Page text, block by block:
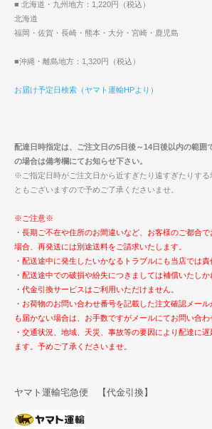
■ 北海道・九州地方：1,220円（税込）
北海道
福岡・佐賀・長崎・熊本・大分・宮崎・鹿児島
■沖縄・離島地方：1,320円（税込）
お届け予定日検索（ヤマト運輸HPより）
配達日時指定は、ご注文日の5日後～14日後以内の範囲
の場合は備考欄にてお知らせ下さい。
※ご指定日時がご注文日から近すぎたり遠すぎたりする
ともございますので予めご了承くださいませ。
※ご注意※
・長期ご不在や住所のお間違いなど、お客様のご都合
場合、再発送には別途送料をご請求いたします。
・配送途中に発生したいかなるトラブルにも当店では責
・配送途中での破損や紛失につきましては補償いたしか
・代金引換サービスはご利用いただけません。
・お荷物のお問い合わせ番号を記載した注文確認メー
も届かない場合は、お手数ですがメールにてお問い合わ
・交通状況、地域、天災、事故等の要因により配達に
ます。予めご了承くださいませ。
ヤマト運輸宅急便 【代金引換】